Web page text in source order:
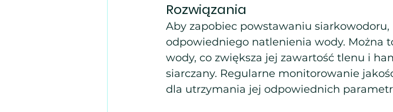
Rozwiązania
Aby zapobiec powstawaniu
odpowiedniego natlenienia wody. Można
wody, co zwiększa jej zawartość tlenu i
siarczany. Regularne monitorowanie
dla utrzymania jej odpowiednich